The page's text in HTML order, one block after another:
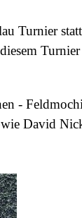
Turnier
-
David